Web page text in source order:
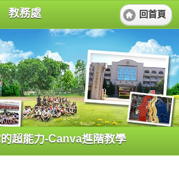
教務處 回首頁
超能力-Canva進階教學